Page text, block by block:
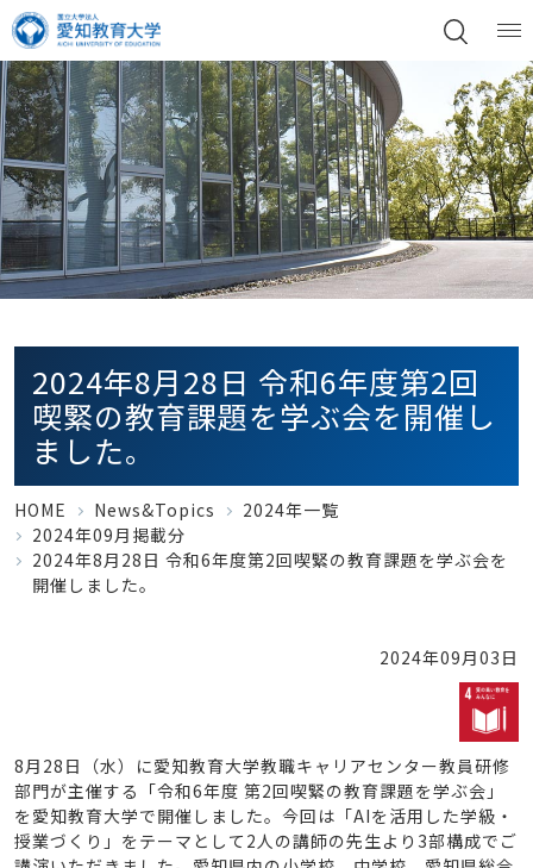
2024年8月28日 令和6年度第2回
喫緊の教育課題を学ぶ会を開催し
ました。
HOME News&Topics
2024年一覧
2024年09月掲載分
2024年8月28日 令和6年度第2回喫緊の教育課題を学ぶ会を
開催しました。
2024年09月03日
8月28日（水）に愛知教育大学教職キャリアセンター教員研修
部門が主催する「令和6年度 第2回喫緊の教育課題を学ぶ会」
を愛知教育大学で開催しました。今回は「AIを活用した学級・
授業づくり」をテーマとして2人の講師の先生より3部構成でご